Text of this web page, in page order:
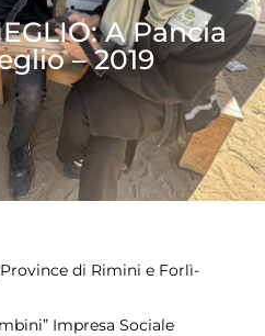
A Pancia
– 2019
di Rimini e Forlì-
Impresa Sociale